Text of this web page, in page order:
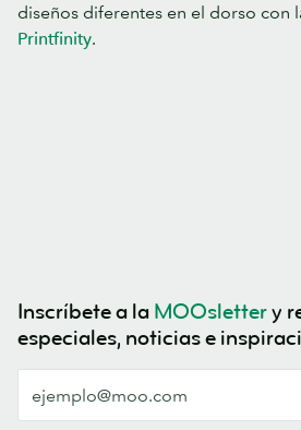
diseños diferentes en el dorso con
Printfinity.
Inscríbete a la MOOslettery
especiales, noticias e